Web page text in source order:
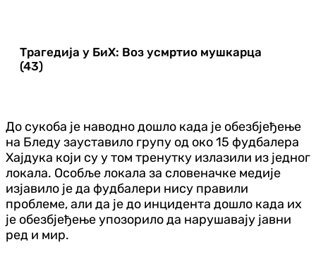
Трагедија у БиХ: Воз усмртио мушкарца
(43)
До сукоба је наводно дошло када је обезбјеђење
на Бледу зауставило групу од око 15 фудбалера
Хајдука који су у том тренутку излазили из једног
локала. Особље локала за словеначке медије
изјавило је да фудбалери нису правили
проблеме, али да је до инцидента дошло када их
је обезбјеђење упозорило да нарушавају јавни
ред и мир.